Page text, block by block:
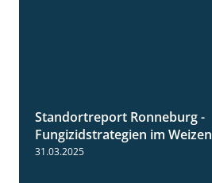
Standortreport Ronneburg -
Fungizidstrategien im Weizen
31.03.2025